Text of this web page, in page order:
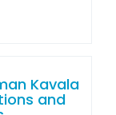
Kavala
and